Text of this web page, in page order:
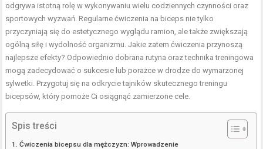
odgrywa istotną rolę w wykonywaniu wielu codziennych czynności oraz
sportowych wyzwań. Regularne ćwiczenia na biceps nie tylko
przyczyniają się do estetycznego wyglądu ramion, ale także zwiększają
ogólną siłę i wydolność organizmu. Jakie zatem ćwiczenia przynoszą
najlepsze efekty? Odpowiednio dobrana rutyna oraz technika treningowa
mogą zadecydować o sukcesie lub porażce w drodze do wymarzonej
sylwetki. Przygotuj się na odkrycie tajników skutecznego treningu
bicepsów, który pomoże Ci osiągnąć zamierzone cele.
Spis treści
Ćwiczenia bicepsu dla mężczyzn: Wprowadzenie